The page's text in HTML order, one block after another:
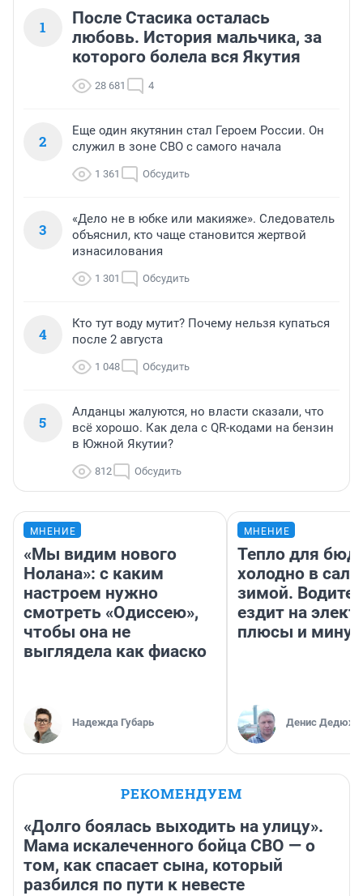
1
После Стасика осталась
любовь. История мальчика, за
которого болела вся Якутия
28 681 4
2
Еще один якутянин стал Героем России. Он
служил в зоне СВО с самого начала
1 361 Обсудить
3
«Дело не в юбке или макияже». Следователь
объяснил, кто чаще становится жертвой
изнасилования
1 301 Обсудить
4
Кто тут воду мутит? Почему нельзя купаться
после 2 августа
1 048 Обсудить
5
Алданцы жалуются, но власти сказали, что
всё хорошо. Как дела с QR-кодами на бензин
в Южной Якутии?
812 Обсудить
МНЕНИЕ
«Мы видим нового
Нолана»: с каким
настроем нужно
смотреть «Одиссею»,
чтобы она не
выглядела как фиаско
Надежда Губарь
МНЕНИЕ
Тепло для
холодно в
зимой.
ездит на
плюсы и
Денис
РЕКОМЕНДУЕМ
«Долго боялась выходить на улицу».
Мама искалеченного бойца СВО — о
том, как спасает сына, который
разбился по пути к невесте